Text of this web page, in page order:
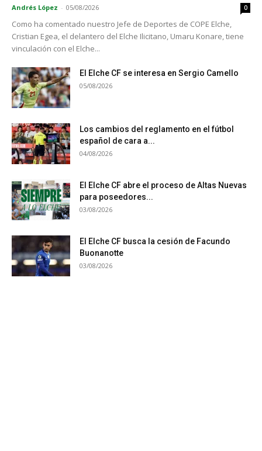
Andrés López - 05/08/2026 0
Como ha comentado nuestro Jefe de Deportes de COPE Elche,
Cristian Egea, el delantero del Elche Ilicitano, Umaru Konare, tiene
vinculación con el Elche...
El Elche CF se interesa en Sergio Camello
05/08/2026
Los cambios del reglamento en el fútbol
español de cara a...
04/08/2026
El Elche CF abre el proceso de Altas Nuevas
para poseedores...
03/08/2026
El Elche CF busca la cesión de Facundo
Buonanotte
03/08/2026